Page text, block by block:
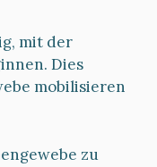
mit der
Dies
mobilisieren
zu